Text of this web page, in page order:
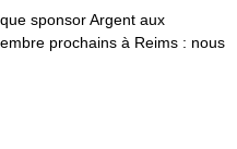
sponsor Argent aux
prochains à Reims : nous